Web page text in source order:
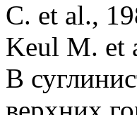
C. et al.,
Keul M. et
B